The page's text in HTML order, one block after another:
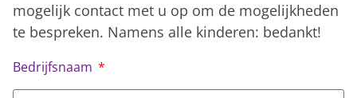
mogelijk contact met u op om de mogelijkheden
te bespreken. Namens alle kinderen: bedankt!
Bedrijfsnaam